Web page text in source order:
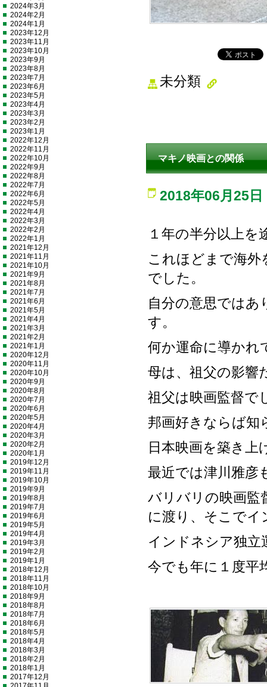
未分類
マキノ映画との関係
2018年06月25日
１年の半分以上を
これほどまで海外
でした。
自分の意思では
す。
何か運命に導かれ
母は、祖父の影響
祖父は映画監督で
邦画好きならば知
日本映画を築き
最近では津川雅彦
バリバリの映画監
に渡り、そこでイ
インドネシア独立
今でも年に１度平
2024年3月
2024年2月
2024年1月
2023年12月
2023年11月
2023年10月
2023年9月
2023年8月
2023年7月
2023年6月
2023年5月
2023年4月
2023年3月
2023年2月
2023年1月
2022年12月
2022年11月
2022年10月
2022年9月
2022年8月
2022年7月
2022年6月
2022年5月
2022年4月
2022年3月
2022年2月
2022年1月
2021年12月
2021年11月
2021年10月
2021年9月
2021年8月
2021年7月
2021年6月
2021年5月
2021年4月
2021年3月
2021年2月
2021年1月
2020年12月
2020年11月
2020年10月
2020年9月
2020年8月
2020年7月
2020年6月
2020年5月
2020年4月
2020年3月
2020年2月
2020年1月
2019年12月
2019年11月
2019年10月
2019年9月
2019年8月
2019年7月
2019年6月
2019年5月
2019年4月
2019年3月
2019年2月
2019年1月
2018年12月
2018年11月
2018年10月
2018年9月
2018年8月
2018年7月
2018年6月
2018年5月
2018年4月
2018年3月
2018年2月
2018年1月
2017年12月